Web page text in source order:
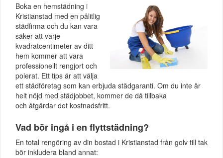
Boka en hemstädning i
Kristianstad med en pålitlig
städfirma och du kan vara
säker att varje
kvadratcentimeter av ditt
hem kommer att vara
professionellt rengjort och
polerat. Ett tips är att välja
ett städföretag som kan erbjuda städgaranti. Om du inte är
helt nöjd med städjobbet, kommer de då tillbaka
och åtgärdar det kostnadsfritt.
Vad bör ingå i en flyttstädning?
En total rengöring av din bostad i Kristianstad från golv till tak
bör inkludera bland annat: